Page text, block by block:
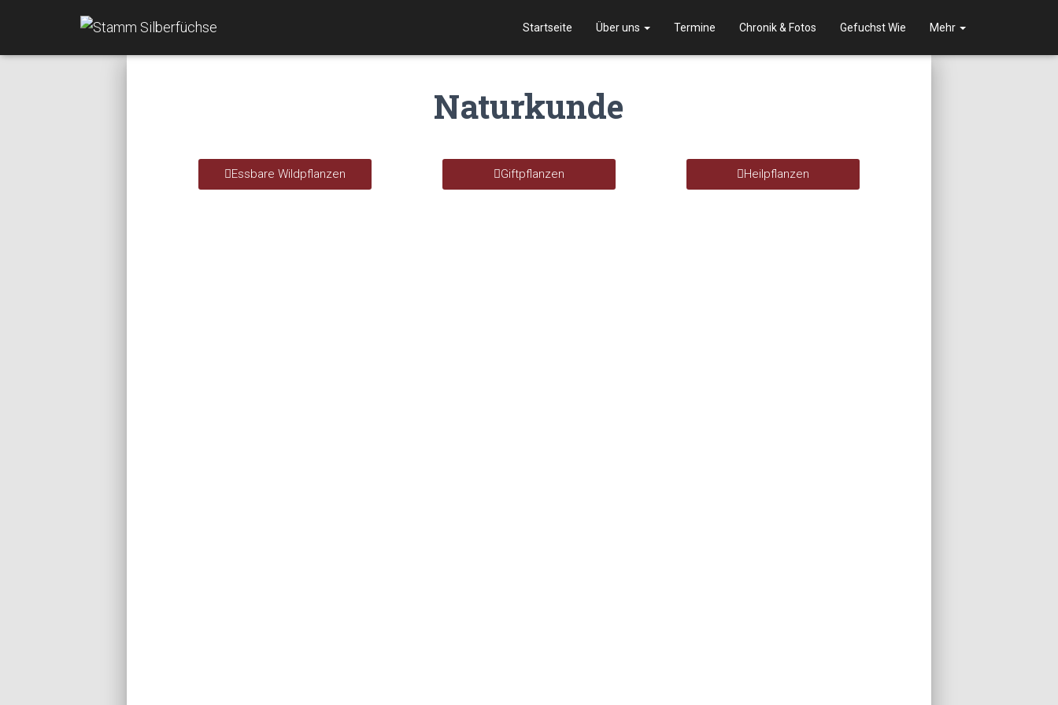
Startseite Über uns Termine Chronik & Fotos Gefuchst Wie Mehr
Naturkunde
Essbare Wildpflanzen Giftpflanzen Heilpflanzen